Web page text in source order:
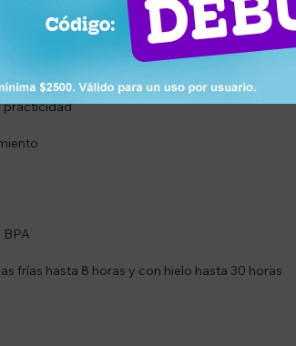
practicidad
frías hasta 8 horas y con hielo hasta 30 horas